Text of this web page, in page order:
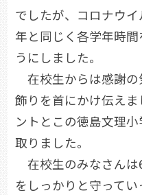
でしたが、コロナウ
年と同じく各学年時
うにしました。
在校生からは感謝の
飾りを首にかけ伝え
ントとこの徳島文理
取りました。
在校生のみなさんは
をしっかりと守って